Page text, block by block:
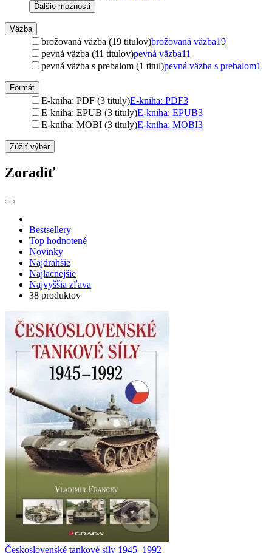
Ďalšie možnosti
Väzba
brožovaná väzba (19 titulov)brožovaná väzba19
pevná väzba (11 titulov)pevná väzba11
pevná väzba s prebalom (1 titul)pevná väzba s prebalom1
Formát
E-kniha: PDF (3 tituly)E-kniha: PDF3
E-kniha: EPUB (3 tituly)E-kniha: EPUB3
E-kniha: MOBI (3 tituly)E-kniha: MOBI3
Zúžiť výber
Zoradiť
Bestsellery
Top hodnotené
Novinky
Najdrahšie
Najlacnejšie
Najvyššia zľava
38 produktov
Československé tankové síly 1945–1992